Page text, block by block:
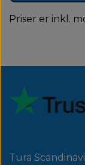
Priser er inkl.
Tura